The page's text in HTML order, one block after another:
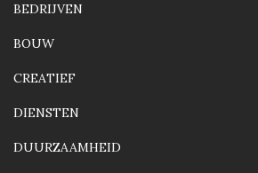
BEDRIJVEN
BOUW
CREATIEF
DIENSTEN
DUURZAAMHEID